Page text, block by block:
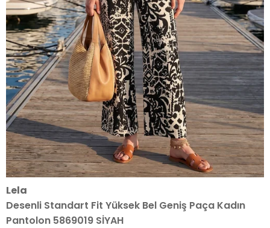
Lela
Desenli Standart Fit Yüksek Bel Geniş Paça Kadın
Pantolon 5869019 SİYAH